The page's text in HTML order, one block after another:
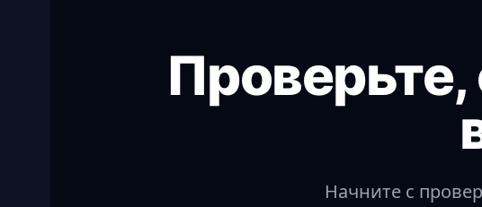
Начните с